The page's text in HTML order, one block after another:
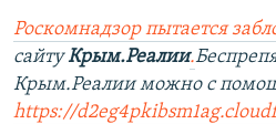
Роскомнадзор пытается
сайтуКрым.Реалии.
Крым.Реалии можно с
https://